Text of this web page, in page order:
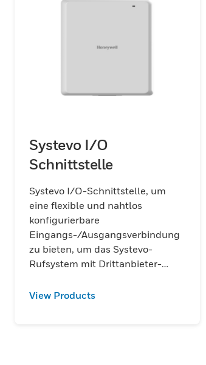
das System sind auch Module
Zusammen bilden diese
Patientenversorgung und -
Systevo I/O
Schnittstelle
Systevo I/O-Schnittstelle, um
eine flexible und nahtlos
konfigurierbare
Eingangs-/Ausgangsverbindung
zu bieten, um das Systevo-
Rufsystem mit Drittanbieter-
verbinden.
View Products